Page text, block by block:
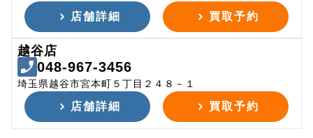
店舗詳細 買取予約
越谷店
048-967-3456
埼玉県越谷市宮本町５丁目２４８－１
店舗詳細 買取予約